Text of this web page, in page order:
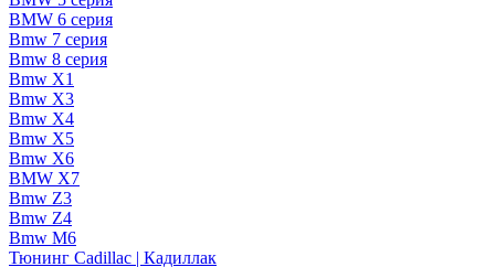
BMW 6 серия
Bmw 7 серия
Bmw 8 серия
Bmw X1
Bmw X3
Bmw X4
Bmw X5
Bmw X6
BMW X7
Bmw Z3
Bmw Z4
Bmw М6
Тюнинг Cadillac | Кадиллак